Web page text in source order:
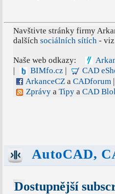
Navštivte stránky firmy
dalších sociálních sítích -
Naše web odkazy:
BIMfo.cz
CAD
ArkanceCZa CADforum|
Zprávya Tipya CAD
AutoCAD,
Dostupnější